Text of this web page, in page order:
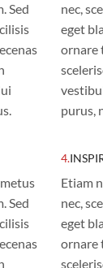
Sed
nec,
eget
ornare
purus,
Sed
4.
Etiam
nec,
eget
ornare